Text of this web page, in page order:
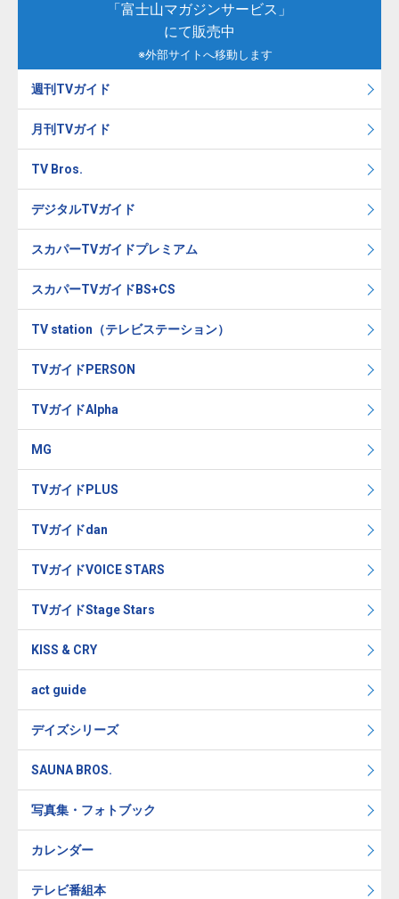
「富士山マガジンサービス」
にて販売中
※外部サイトへ移動します
週刊TVガイド
月刊TVガイド
TV Bros.
デジタルTVガイド
スカパーTVガイドプレミアム
スカパーTVガイドBS+CS
TV station（テレビステーション）
TVガイドPERSON
TVガイドAlpha
MG
TVガイドPLUS
TVガイドdan
TVガイドVOICE STARS
TVガイドStage Stars
KISS & CRY
act guide
デイズシリーズ
SAUNA BROS.
写真集・フォトブック
カレンダー
テレビ番組本